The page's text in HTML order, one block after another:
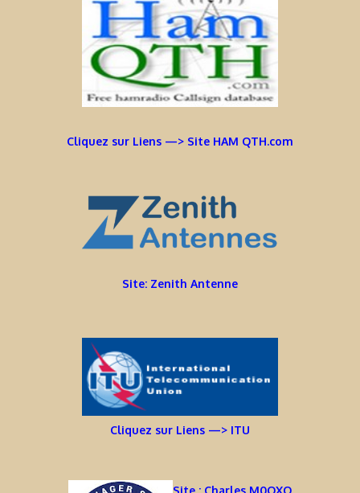
Cliquez sur Liens —> Site HAM QTH.com
Site: Zenith Antenne
Cliquez sur Liens —> ITU
Site : Charles M0OXO